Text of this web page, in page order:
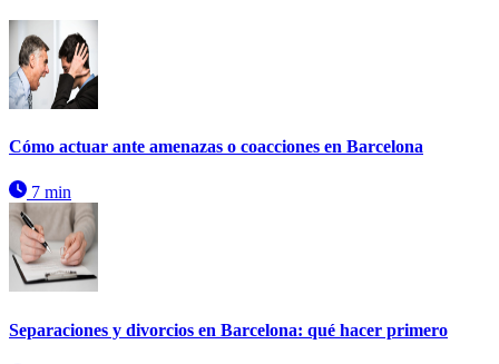
Cómo actuar ante amenazas o coacciones en Barcelona
7 min
Separaciones y divorcios en Barcelona: qué hacer primero